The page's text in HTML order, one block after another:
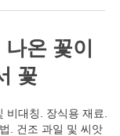
온 꽃이
꽃
비대칭. 장식용 재료.
. 건조 과일 및 씨앗